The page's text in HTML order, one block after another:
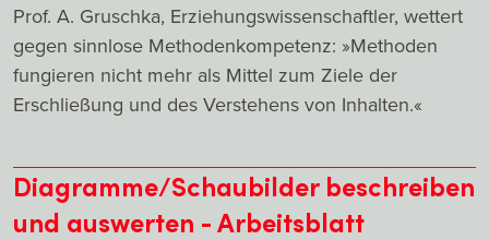
Prof. A. Gruschka, Erziehungswissenschaftler, wettert
gegen sinnlose Methodenkompetenz: »Methoden
fungieren nicht mehr als Mittel zum Ziele der
Erschließung und des Verstehens von Inhalten.«
Diagramme/Schaubilder beschreiben
und auswerten - Arbeitsblatt